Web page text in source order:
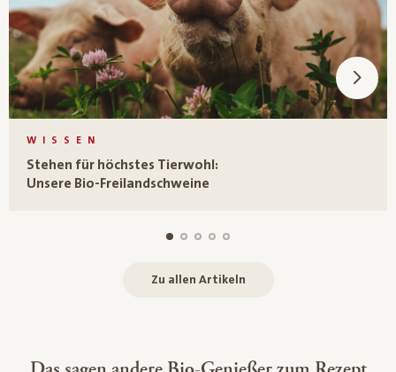
WISSEN
Stehen für höchstes Tierwohl:
Unsere Bio-Freilandschweine
Zu allen Artikeln